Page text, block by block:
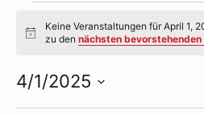
Veranstaltungen
für
April
1,
Hinweis
Keine Veranstaltungen für April 1,
zu den nächsten
4/1/2025